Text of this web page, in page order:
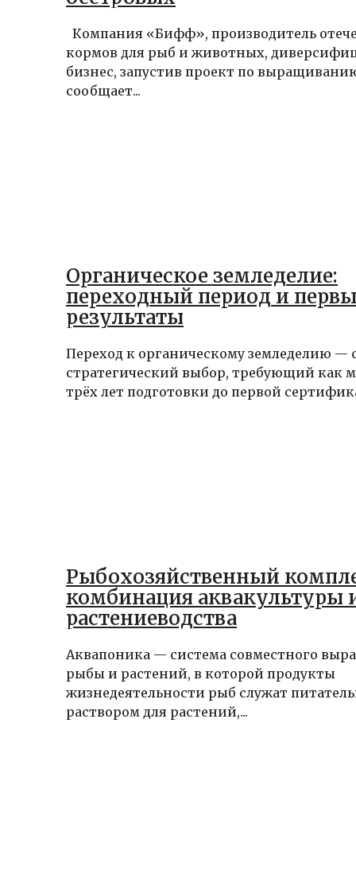
Компания «Бифф», производитель
кормов для рыб и животных,
бизнес, запустив проект по
сообщает...
Органическое земледелие:
переходный период и
результаты
Переход к органическому земледелию —
стратегический выбор, требующий как
трёх лет подготовки до первой
Рыбохозяйственный
комбинация аквакультуры
растениеводства
Аквапоника — система совместного
рыбы и растений, в которой продукты
жизнедеятельности рыб служат
раствором для растений,...